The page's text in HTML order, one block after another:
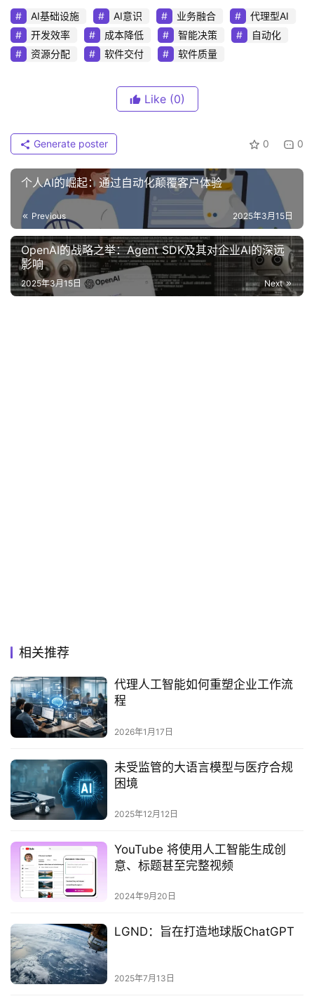
AI基础设施 AI意识 业务融合
代理型AI
开发效率
成本降低 智能决策
自动化
资源分配
软件交付 软件质量
Like (0)
0 0
Generate poster
个人AI的崛起：通过自动化颠覆客户体验
Previous 2025年3月15日
OpenAI的战略之举：Agent SDK及其对企业AI的深远
影响
Next
2025年3月15日
相关推荐
代理人工智能如何重塑企业工作流
程
2026年1月17日
未受监管的大语言模型与医疗合规
困境
2025年12月12日
YouTube 将使用人工智能生成创
意、标题甚至完整视频
2024年9月20日
LGND：旨在打造地球版ChatGPT‌
2025年7月13日